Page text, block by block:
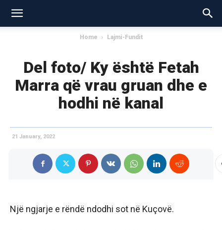
Home Lajmi-Fundit
Del foto/ Ky është Fetah
Marra që vrau gruan dhe e
hodhi në kanal
21 January, 2022
Një ngjarje e rëndë ndodhi sot në Kuçovë.